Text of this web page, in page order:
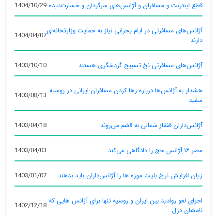
قطع اینترنت و مسافران و آژانس‌های سرگردان و خسارت‌دیده 1404/10/29
آژانس‌های مسافرتی در ایام بحرانی نیاز به حمایت وزارتخانه‌ای
دارند
1404/04/07
آژانس‌های مسافرتی نخ تسبیح گردشگری هستند 1403/10/10
هشدار به آژانس‌ها درباره رها کردن مسافران ایرانی در روسیه
سفید
1403/08/13
آژانس‌داران قفقاز شمالی به قشم می‌روند 1403/04/18
مصر ۱۶ آژانس حج را دادگاهی می‌کند 1403/04/03
زیان افزایش نرخ بلیت موزه ها را آژانس‌داران باید بدهند 1403/01/07
اجرای لغو روادید بین ایران و روسیه تنها برای آژانس‌ هایی که
نامشان درل...
1402/12/18